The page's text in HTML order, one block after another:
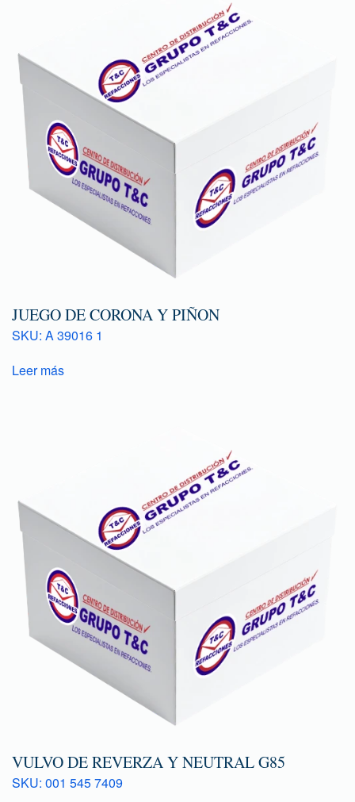
JUEGO DE CORONA Y PIÑON
SKU: A 39016 1
Leer más
VULVO DE REVERZA Y NEUTRAL G85
SKU: 001 545 7409